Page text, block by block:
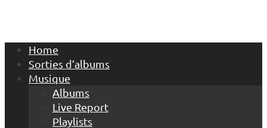
Home
Sorties d’albums
Musique
Albums
Live Report
Playlists